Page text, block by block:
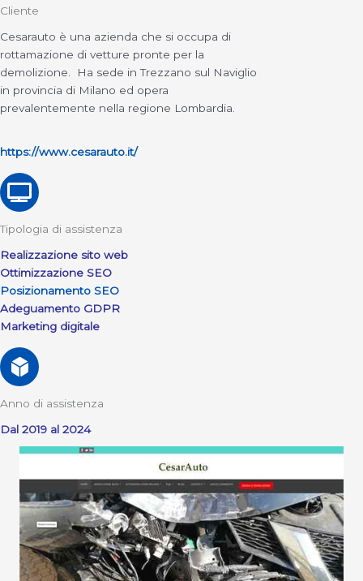
Cliente
Cesarauto è una azienda che si occupa di
rottamazione di vetture pronte per la
demolizione. Ha sede in Trezzano sul Naviglio
in provincia di Milano ed opera
prevalentemente nella regione Lombardia.
https://www.cesarauto.it/
Tipologia di assistenza
Realizzazione sito web
Ottimizzazione SEO
Posizionamento SEO
Adeguamento GDPR
Marketing digitale
Anno di assistenza
Dal 2019 al 2024